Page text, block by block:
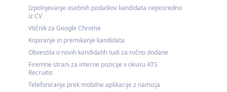
Izpolnjevanje osebnih podatkov kandidata neposredno
iz CV
Vtičnik za Google Chrome
Kopiranje in premikanje kandidata
Obvestila o novih kandidatih tudi za ročno dodane
Firemne strani za interne pozicije v okviru ATS
Recruitis
Telefoniranje prek mobilne aplikacije z namizja